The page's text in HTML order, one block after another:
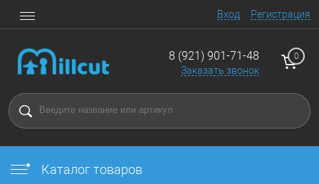
Вход Регистрация
8 (921) 901-71-48
Заказать звонок
0
Каталог товаров